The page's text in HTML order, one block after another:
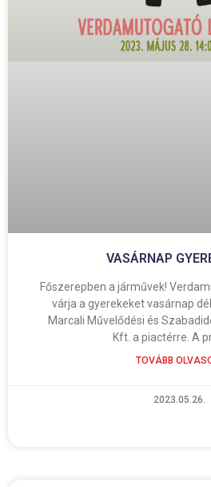
VASÁRNAP
Főszerepben a járművek!
várja a gyerekeket vasárnap
Marcali Művelődési és
Kft. a piactérre. A
TOVÁBB
2023.05.26.